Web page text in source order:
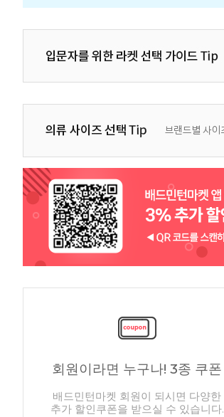
회원이라면 누구나! 3종 쿠폰
배드민턴마켓 회원이 되시면 다양한
추가 할인쿠폰을 받으실 수 있습니다.